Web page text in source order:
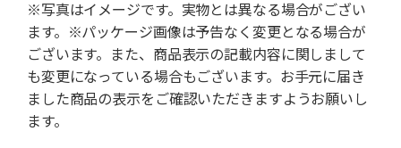
※写真はイメージです。実物とは異なる場合がござい
ます。※パッケージ画像は予告なく変更となる場合が
ございます。また、商品表示の記載内容に関しまして
も変更になっている場合もございます。お手元に届き
ました商品の表示をご確認いただきますようお願いし
ます。